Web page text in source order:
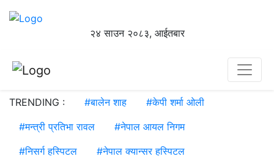
२४ साउन २०८३, आईतबार
TRENDING : #बालेन शाह #केपी शर्मा ओली
#मन्त्री प्रतिभा रावल #नेपाल आयल निगम
#निसर्ग हस्पिटल #नेपाल क्यान्सर हस्पिटल